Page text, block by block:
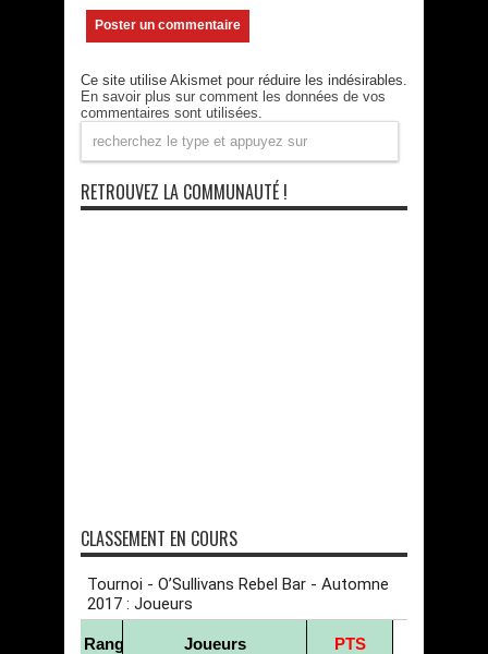
Ce site utilise Akismet pour réduire les indésirables.
En savoir plus sur comment les données de vos
commentaires sont utilisées
RETROUVEZ LA COMMUNAUTÉ !
CLASSEMENT EN COURS